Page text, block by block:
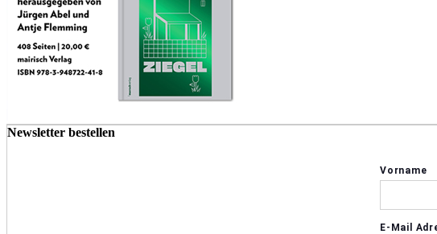
Newsletter bestellen